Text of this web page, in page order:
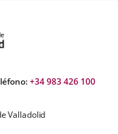
+34 983 426 100
Valladolid